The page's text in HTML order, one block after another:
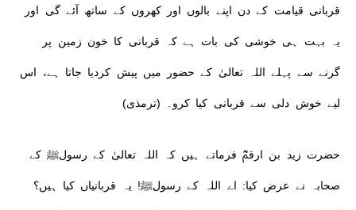
قربانی قیامت کے دن اپنے بالوں اور کھروں کے ساتھ آئے گی اور
یہ بہت ہی خوشی کی بات ہے کہ قربانی کا خون زمین پر
گرنے سے پہلے اللہ تعالیٰ کے حضور میں پیش کردیا جاتا ہے، اس
لیے خوش دلی سے قربانی کیا کرو۔ (ترمذی)
حضرت زید بن ارقمؓ فرماتے ہیں کہ اللہ تعالیٰ کے رسولﷺ کے
صحابہ نے عرض کیا: اے اللہ کے رسولﷺ! یہ قربانیاں کیا ہیں؟